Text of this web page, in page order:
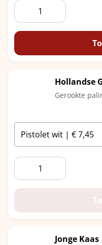
Gezond
Zalm
aantal
Hollandse
Gerookte
Hollandse
Gerookte
Jonge Kaas